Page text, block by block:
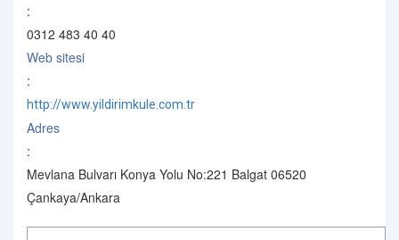
:
0312 483 40 40
Web sitesi
:
http://www.yildirimkule.com.tr
Adres
:
Mevlana Bulvarı Konya Yolu No:221 Balgat 06520
Çankaya/Ankara